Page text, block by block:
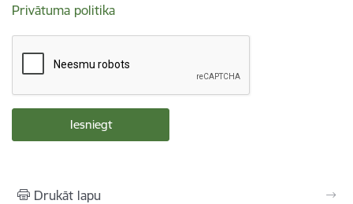
Privātuma politika
Drukāt lapu